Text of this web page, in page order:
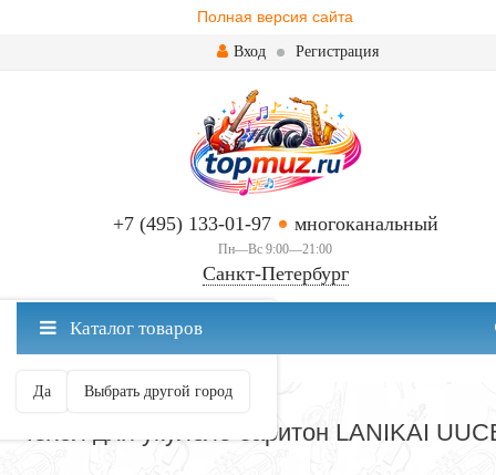
Полная версия сайта
Вход Регистрация
+7 (495) 133-01-97 многоканальный
Пн—Вс 9:00—21:00
Санкт-Петербург
Санкт-Петербург ваш город?
Да Выбрать другой город
Каталог товаров
ЧЕХЛЫ
Чехол для укулеле баритон LANIKAI